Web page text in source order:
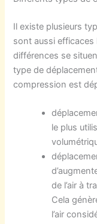
Il existe plusieurs
sont aussi efficaces
différences se
type de
compression est
le plus
de l’air à
Cela
l’air